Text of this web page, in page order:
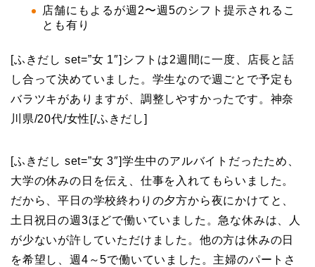
店舗にもよるが週2〜週5のシフト提示されるこ
とも有り
[ふきだし set=”女 1″] シフトは2週間に一度、店長と話
し合って決めていました。学生なので週ごとで予定も
バラツキがありますが、調整しやすかったです。 神奈
川県/20代/女性 [/ふきだし]
[ふきだし set=”女 3″]学生中のアルバイトだったため、
大学の休みの日を伝え、仕事を入れてもらいました。
だから、平日の学校終わりの夕方から夜にかけてと、
土日祝日の週3ほどで働いていました。急な休みは、人
が少ないが許していただけました。他の方は休みの日
を希望し、週4～5で働いていました。主婦のパートさ